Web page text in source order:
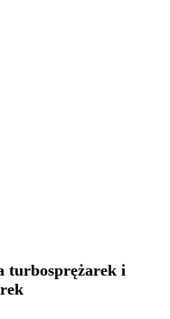
turbosprężarek i